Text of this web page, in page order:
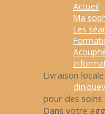
Accueil
Ma
Les
Livraison
pour des soins
Dans votre